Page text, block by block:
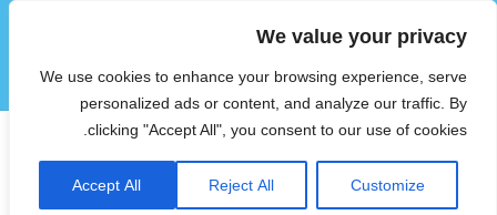
We value your privacy
We use cookies to enhance your browsing experience, serve
personalized ads or content, and analyze our traffic. By
clicking "Accept All", you consent to our use of cookies.
Customize
Reject All
Accept All
הוטצימר
תפריטים
ווידג'טים
חופשה במלון הרודס ים המלח –
28/01/2017